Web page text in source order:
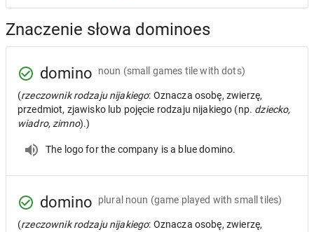
Znaczenie słowa dominoes
domino noun (small games tile with dots)
(rzeczownik rodzaju nijakiego: Oznacza osobę, zwierzę,
przedmiot, zjawisko lub pojęcie rodzaju nijakiego (np. dziecko,
wiadro, zimno).)
The logo for the company is a blue domino.
domino plural noun (game played with small tiles)
(rzeczownik rodzaju nijakiego: Oznacza osobę, zwierzę,